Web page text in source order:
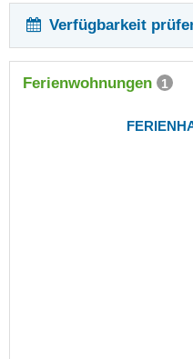
Verfügbarkeit
Ferienwohnungen 1